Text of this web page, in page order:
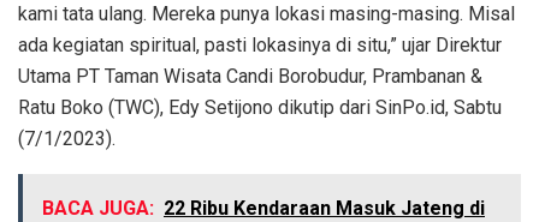
kami tata ulang. Mereka punya lokasi masing-masing. Misal
ada kegiatan spiritual, pasti lokasinya di situ,” ujar Direktur
Utama PT Taman Wisata Candi Borobudur, Prambanan &
Ratu Boko (TWC), Edy Setijono dikutip dari SinPo.id, Sabtu
(7/1/2023).
BACA JUGA: 22 Ribu Kendaraan Masuk Jateng di